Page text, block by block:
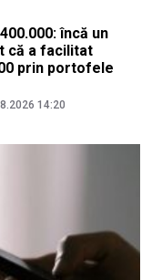
încă un
că a facilitat
prin portofele
14:20